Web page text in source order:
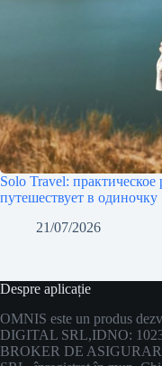
Solo Travel: практическое
путешествует в одиночку
21/07/2026
Despre aplicație
OMNIS este un produs
DIGITAL SRL,IDNO:
BROKER DE